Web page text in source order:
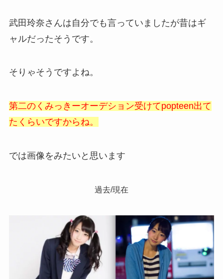
武田玲奈さんは自分でも言っていましたが昔はギ
ャルだったそうです。
そりゃそうですよね。
第二のくみっきーオーデション受けてpopteen出て
たくらいですからね。
では画像をみたいと思います
過去/現在